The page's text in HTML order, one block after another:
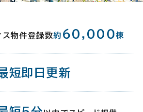
ス物件登録数約 60,000棟
短即日更新